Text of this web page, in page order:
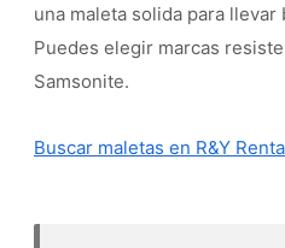
una maleta solida para
Puedes elegir marcas
Samsonite.
Buscar maletas en R&Y